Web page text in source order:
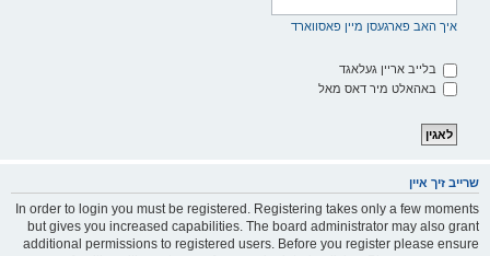
איך האב פארגעסן מיין פאסווארד
בלייב אריין געלאגד
באהאלט מיר דאס מאל
שרייב זיך איין
In order to login you must be registered. Registering takes only a few moments
but gives you increased capabilities. The board administrator may also grant
additional permissions to registered users. Before you register please ensure